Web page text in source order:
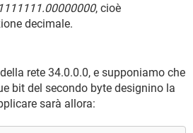
, cioè
decimale.
rete 34.0.0.0, e supponiamo che
bit del secondo byte designino la
sarà allora: